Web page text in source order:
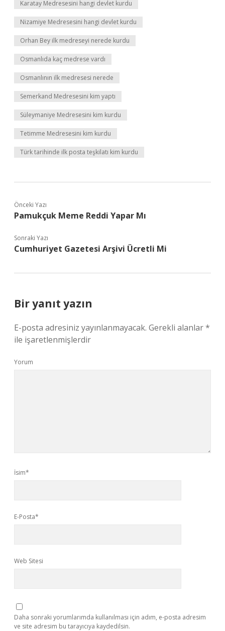
Karatay Medresesini hangi devlet kurdu
Nizamiye Medresesini hangi devlet kurdu
Orhan Bey ilk medreseyi nerede kurdu
Osmanlıda kaç medrese vardı
Osmanlının ilk medresesi nerede
Semerkand Medresesini kim yaptı
Süleymaniye Medresesini kim kurdu
Tetimme Medresesini kim kurdu
Türk tarihinde ilk posta teşkilatı kim kurdu
Önceki Yazı
Pamukçuk Meme Reddi Yapar Mı
Sonraki Yazı
Cumhuriyet Gazetesi Arşivi Ücretli Mi
Bir yanıt yazın
E-posta adresiniz yayınlanmayacak. Gerekli alanlar*
ile işaretlenmişlerdir
Yorum
İsim*
E-Posta*
Web Sitesi
Daha sonraki yorumlarımda kullanılması için adım, e-posta adresim
ve site adresim bu tarayıcıya kaydedilsin.